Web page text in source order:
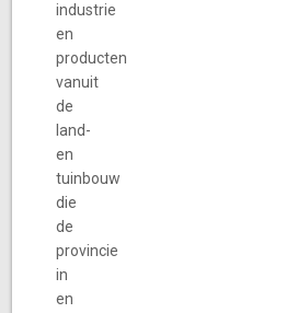
industrie
en
producten
vanuit
de
land-
en
tuinbouw
die
de
provincie
in
en